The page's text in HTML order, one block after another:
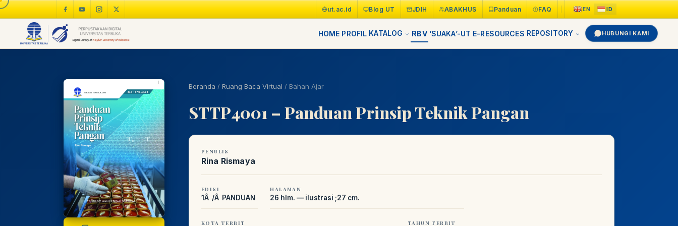
ut.ac.id Blog UT JDIH ABAKHUS Panduan FAQ
HOME PROFIL KATALOG RBV ‘SUAKA’-UT E-RESOURCES REPOSITORY HUBUNGI KAMI
Beranda / Ruang Baca Virtual / Bahan Ajar
STTP4001 – Panduan Prinsip Teknik Pangan
PENULIS
Rina Rismaya
EDISI
1Â /Â PANDUAN
HALAMAN
26 hlm. — ilustrasi ;27 cm.
KOTA TERBIT TAHUN TERBIT